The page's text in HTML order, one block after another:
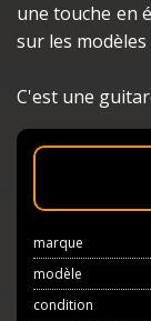
une touche en
sur les modèles
C'est une
marque
modèle
condition